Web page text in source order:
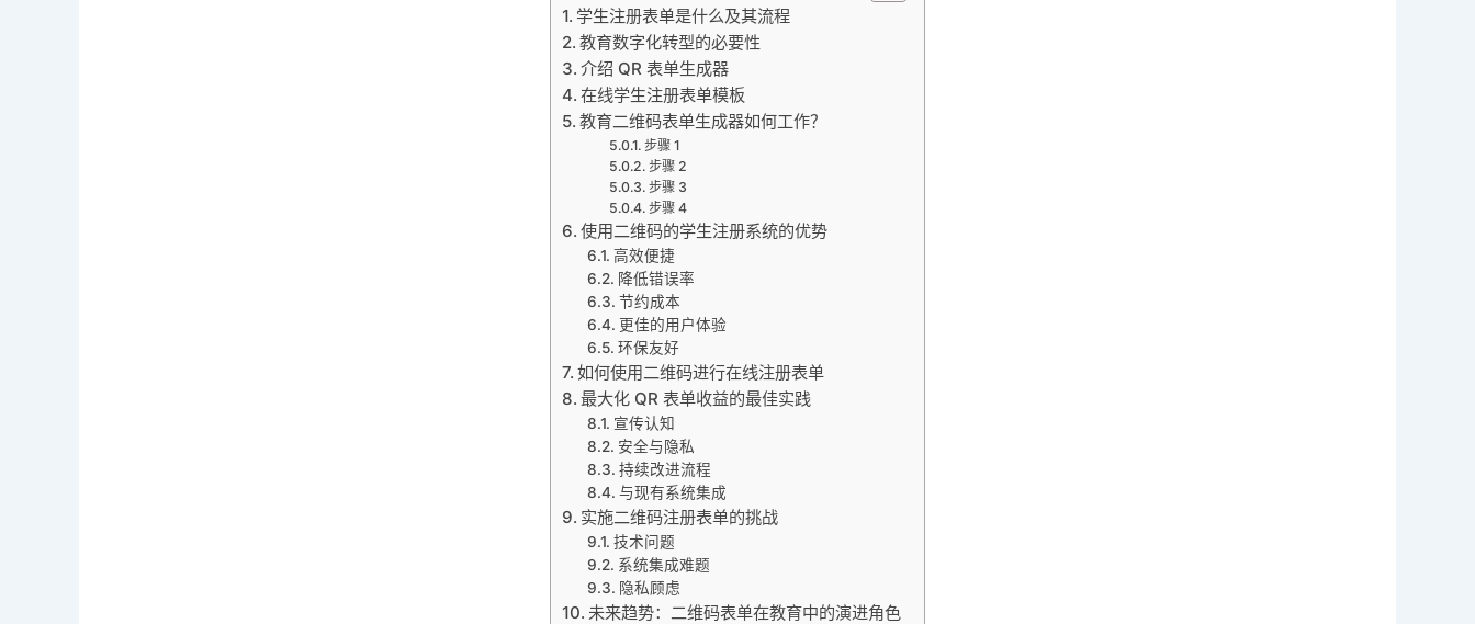
学生注册表单是什么及其流程
教育数字化转型的必要性
介绍 QR 表单生成器
在线学生注册表单模板
教育二维码表单生成器如何工作？
步骤 1
步骤 2
步骤 3
步骤 4
使用二维码的学生注册系统的优势
高效便捷
降低错误率
节约成本
更佳的用户体验
环保友好
如何使用二维码进行在线注册表单
最大化 QR 表单收益的最佳实践
宣传认知
安全与隐私
持续改进流程
与现有系统集成
实施二维码注册表单的挑战
技术问题
系统集成难题
隐私顾虑
未来趋势：二维码表单在教育中的演进角色